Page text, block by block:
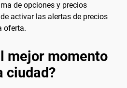
de opciones y precios
activar las alertas de precios
oferta.
mejor momento
ciudad?